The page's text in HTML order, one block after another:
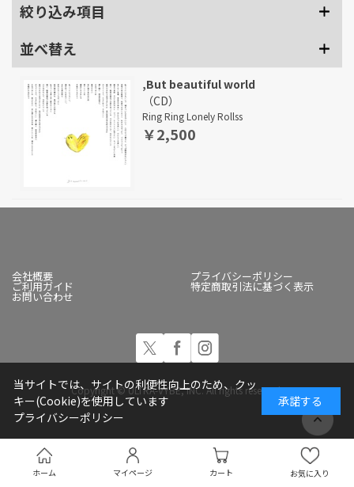
ホーム マイページ カート お気に入り
絞り込み項目
並べ替え
,But beautiful world
（CD）
Ring Ring Lonely Rollss
￥2,500
会社概要 プライバシーポリシー
ご利用ガイド 特定商取引法に基づく表示
お問い合わせ
Copyright © ULTRA-VYBE, INC. All rights reserved.
当サイトでは、サイトの利便性向上のため、クッ
キー(Cookie)を使用しています
プライバシーポリシー
承諾する